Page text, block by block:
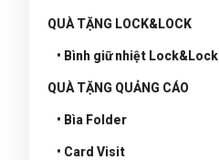
QUÀ TẶNG LOCK&LOCK
• Bình giữ nhiệt Lock&Lock
QUÀ TẶNG QUẢNG CÁO
• Bìa Folder
• Card Visit